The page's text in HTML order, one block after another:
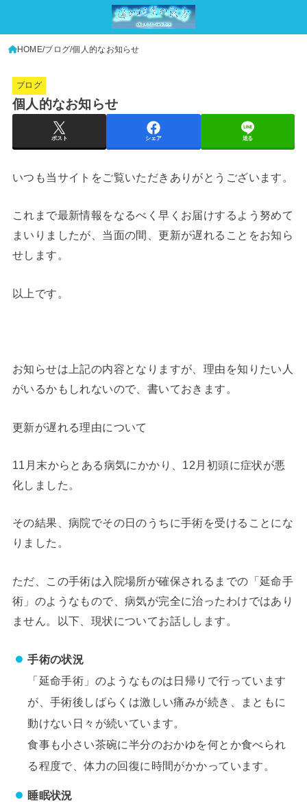
HOME ブログ 個人的なお知らせ
ブログ
個人的なお知らせ
ポスト シェア 送る
いつも当サイトをご覧いただきありがとうございます。
これまで最新情報をなるべく早くお届けするよう努めて
まいりましたが、当面の間、更新が遅れることをお知ら
せします。
以上です。
お知らせは上記の内容となりますが、理由を知りたい人
がいるかもしれないので、書いておきます。
更新が遅れる理由について
11月末からとある病気にかかり、12月初頭に症状が悪
化しました。
その結果、病院でその日のうちに手術を受けることにな
りました。
ただ、この手術は入院場所が確保されるまでの「延命手
術」のようなもので、病気が完全に治ったわけではあり
ません。以下、現状についてお話しします。
手術の状況
「延命手術」のようなものは日帰りで行っています
が、手術後しばらくは激しい痛みが続き、まともに
動けない日々が続いています。
食事も小さい茶碗に半分のおかゆを何とか食べられ
る程度で、体力の回復に時間がかかっています。
睡眠状況